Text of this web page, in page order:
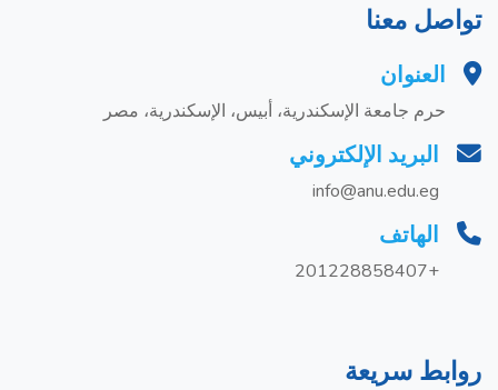
تواصل معنا
العنوان
حرم جامعة الإسكندرية، أبيس، الإسكندرية، مصر
البريد الإلكتروني
info@anu.edu.eg
الهاتف
+201228858407
روابط سريعة